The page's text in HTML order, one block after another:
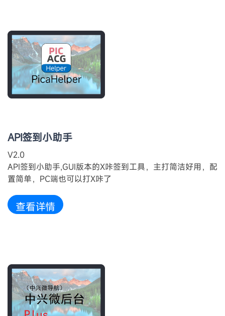
API签到小助手
V2.0
API签到小助手,GUI版本的X咔签到工具，主打简洁好用，配
置简单，PC端也可以打X咔了
查看详情